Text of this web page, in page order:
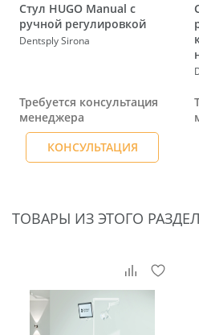
Стул HUGO Manual с
ручной регулировкой
Dentsply Sirona
Требуется консультация
менеджера
КОНСУЛЬТАЦИЯ
ТОВАРЫ ИЗ ЭТОГО